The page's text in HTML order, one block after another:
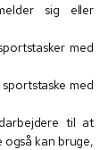
sig eller
med
med
til at
også kan bruge,